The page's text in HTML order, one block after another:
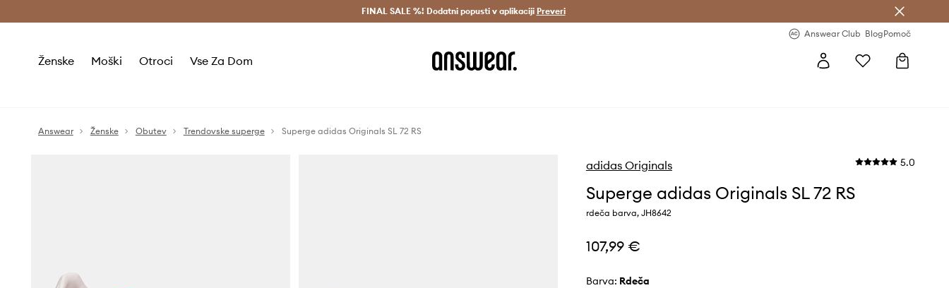
Dostava v 3 dneh > Prihrani z vpisom v Answear Club >
FINAL SALE %! Dodatni popusti v aplikaciji Preveri
Answear Club BlogPomoč
Ženske Moški Otroci Vse Za Dom
Answear Ženske Obutev Trendovske superge Superge adidas Originals SL 72 RS
adidas Originals 5.0
Superge adidas Originals SL 72 RS
rdeča barva, JH8642
107,99 €
Barva: rdeča